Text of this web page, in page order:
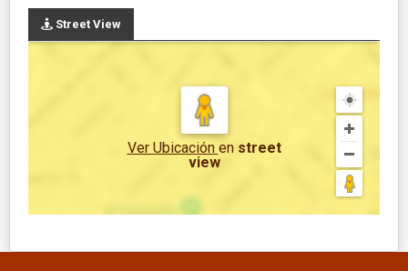
Street View
Ver Ubicación en street
view